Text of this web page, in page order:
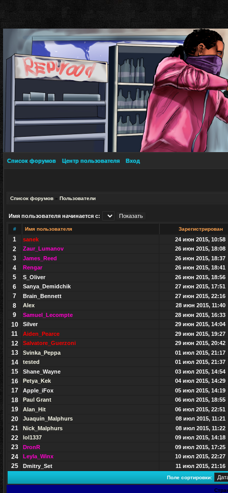
Список форумов Центр пользователя Вход
Список форумов » Пользователи
Имя пользователя начинается с:
# Имя пользователя Зарегистрирован
1 sanek 24 июн 2015, 10:58
2 Zaur_Lumanov 26 июн 2015, 18:08
3 James_Reed 26 июн 2015, 18:37
4 Rengar 26 июн 2015, 18:41
5 S_Oliver 26 июн 2015, 18:56
6 Sanya_Demidchik 27 июн 2015, 17:51
7 Brain_Bennett 27 июн 2015, 22:16
8 Alex 28 июн 2015, 11:40
9 Samuel_Lecompte 28 июн 2015, 16:33
10 Silver 29 июн 2015, 14:04
11 Aiden_Pearce 29 июн 2015, 19:27
12 Salvatore_Guerzoni 29 июн 2015, 20:42
13 Svinka_Peppa 01 июл 2015, 21:17
14 tested 01 июл 2015, 21:37
15 Shane_Wayne 03 июл 2015, 14:54
16 Petya_Kek 04 июл 2015, 14:29
17 Apple_iFox 05 июл 2015, 14:19
18 Paul Grant 06 июл 2015, 18:55
19 Alan_Hit 06 июл 2015, 22:51
20 Juaquin_Malphurs 08 июл 2015, 11:21
21 Nick_Malphurs 08 июл 2015, 11:22
22 lol1337 09 июл 2015, 14:18
23 DronR 09 июл 2015, 17:25
24 Leyla_Winx 10 июл 2015, 22:27
25 Dmitry_Set 11 июл 2015, 21:16
Поле сортировки: